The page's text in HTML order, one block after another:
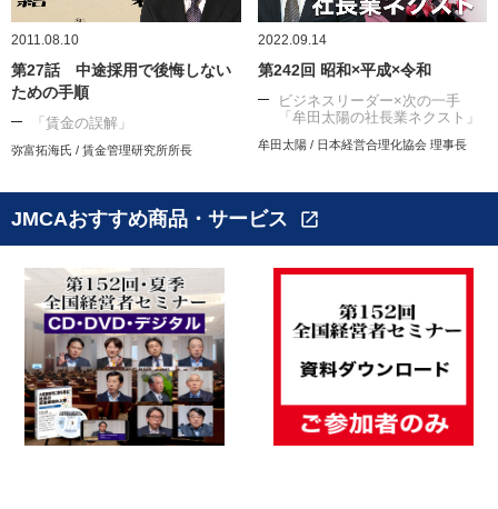
2011.08.10
第27話 中途採用で後悔しない
ための手順
「賃金の誤解」
弥富拓海氏 / 賃金管理研究所所長
2022.09.14
第242回 昭和×平成×令和
ビジネスリーダー×次の一手
「牟田太陽の社長業ネクスト」
牟田太陽 / 日本経営合理化協会 理事長
JMCAおすすめ商品・サービス open_in_new